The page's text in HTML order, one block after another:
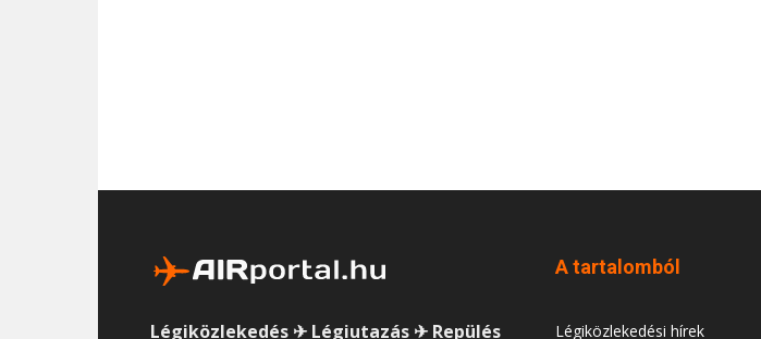
Légiközlekedés ✈ Légiutazás ✈ Repülés
A tartalomból
Légiközlekedési hírek